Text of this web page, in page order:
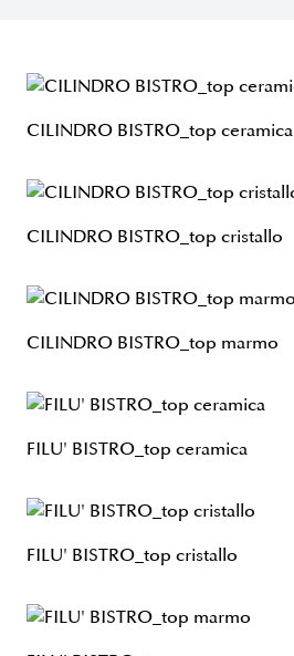
CILINDRO BISTRO_top ceramica
CILINDRO BISTRO_top cristallo
CILINDRO BISTRO_top marmo
FILU' BISTRO_top ceramica
FILU' BISTRO_top cristallo